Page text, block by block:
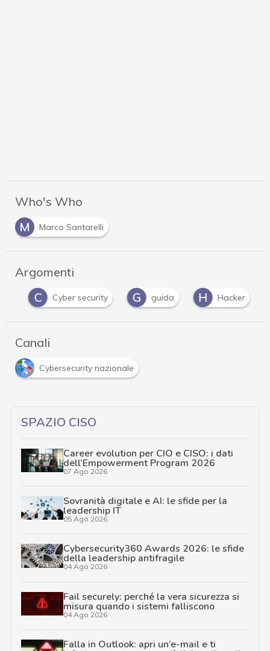
Who's Who
M
Marco Santarelli
Argomenti
C Cyber security G guida H Hacker
Canali
Cybersecurity nazionale
SPAZIO CISO
Career evolution per CIO e CISO: i dati
dell’Empowerment Program 2026
07 Ago 2026
Sovranità digitale e AI: le sfide per la
leadership IT
05 Ago 2026
Cybersecurity360 Awards 2026: le sfide
della leadership antifragile
04 Ago 2026
Fail securely: perché la vera sicurezza si
misura quando i sistemi falliscono
04 Ago 2026
Falla in Outlook: apri un’e-mail e ti